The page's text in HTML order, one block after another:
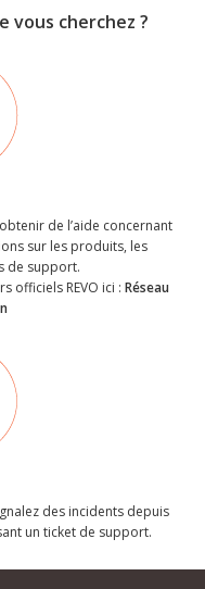
vous cherchez ?
de l’aide concernant
sur les produits, les
de support.
officiels REVO ici : Réseau
des incidents depuis
un ticket de support.